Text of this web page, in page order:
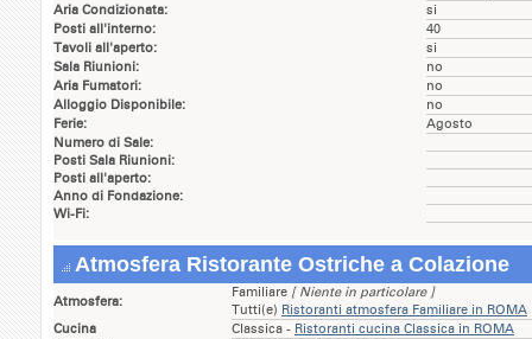
Aria Condizionata:
si
Posti all'interno:
40
Tavoli all'aperto:
si
Sala Riunioni:
no
Aria Fumatori:
no
Alloggio Disponibile:
no
Ferie:
Agosto
Numero di Sale:
Posti Sala Riunioni:
Posti all'aperto:
Anno di Fondazione:
Wi-Fi:
Atmosfera Ristorante Ostriche a Colazione
Atmosfera:
Familiare [ Niente in particolare ]
Tutti(e) Ristoranti atmosfera Familiare in ROMA
Cucina
Classica - Ristoranti cucina Classica in ROMA